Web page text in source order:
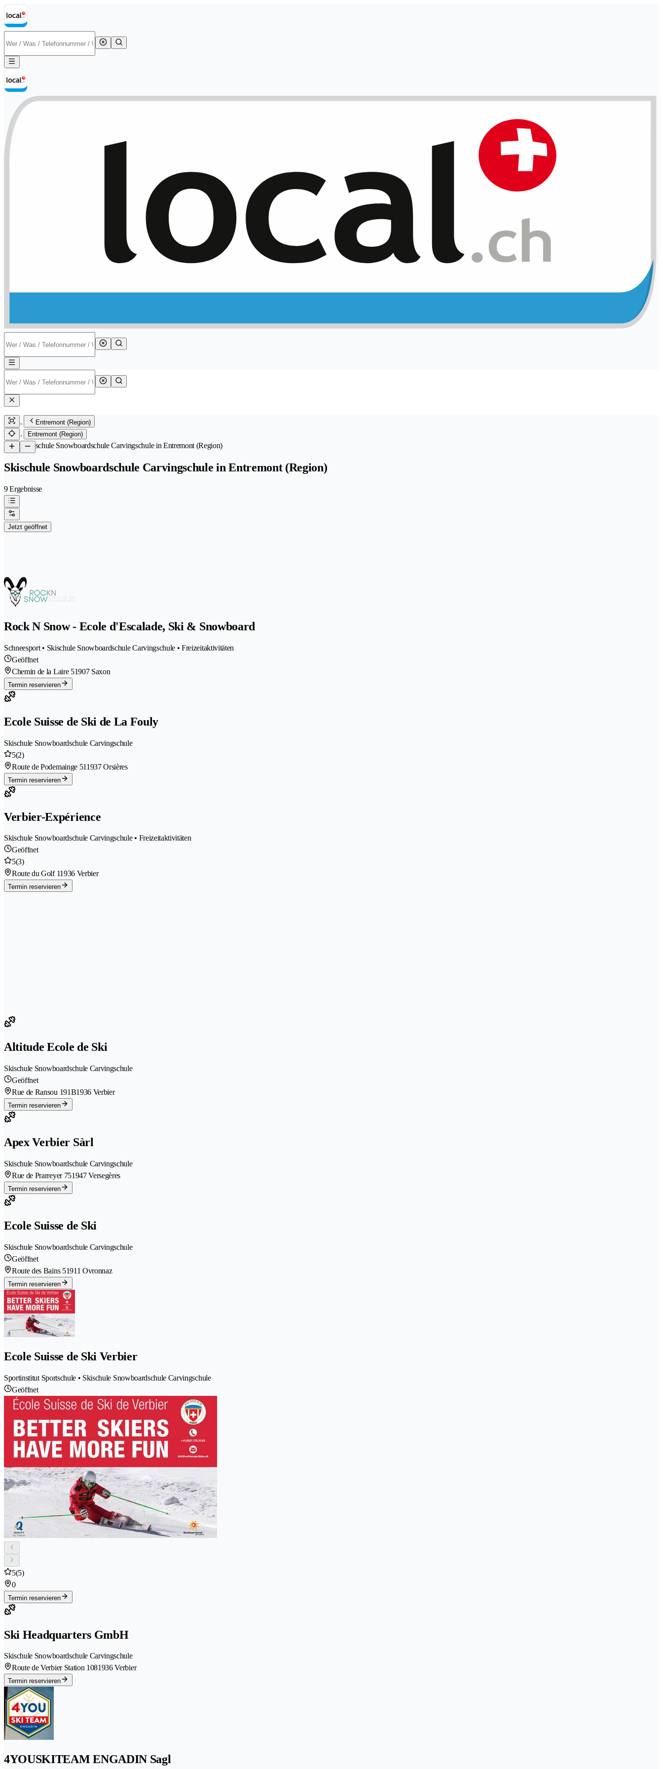
Entremont (Region)
Entremont (Region)
/Skischule Snowboardschule Carvingschule in Entremont (Region)
Skischule Snowboardschule Carvingschule in Entremont (Region)
9 Ergebnisse
Jetzt geöffnet
Rock N Snow - Ecole d'Escalade, Ski & Snowboard
Schneesport • Skischule Snowboardschule Carvingschule • Freizeitaktivitäten
Geöffnet
Chemin de la Laire 51907 Saxon
Termin reservieren
Ecole Suisse de Ski de La Fouly
Skischule Snowboardschule Carvingschule
5(2)
Route de Podemainge 511937 Orsières
Termin reservieren
Verbier-Expérience
Skischule Snowboardschule Carvingschule • Freizeitaktivitäten
Geöffnet
5(3)
Route du Golf 11936 Verbier
Termin reservieren
Altitude Ecole de Ski
Skischule Snowboardschule Carvingschule
Geöffnet
Rue de Ransou 191B1936 Verbier
Termin reservieren
Apex Verbier Sàrl
Skischule Snowboardschule Carvingschule
Rue de Prarreyer 751947 Versegères
Termin reservieren
Ecole Suisse de Ski
Skischule Snowboardschule Carvingschule
Geöffnet
Route des Bains 51911 Ovronnaz
Termin reservieren
Ecole Suisse de Ski Verbier
Sportinstitut Sportschule • Skischule Snowboardschule Carvingschule
Geöffnet
5(5)
0
Termin reservieren
Ski Headquarters GmbH
Skischule Snowboardschule Carvingschule
Route de Verbier Station 1081936 Verbier
Termin reservieren
4YOUSKITEAM ENGADIN Sagl